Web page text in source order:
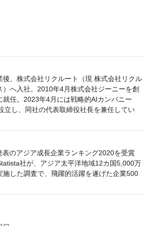
後、株式会社リクルート（現 株式会社リクル
）へ入社。2010年4月株式会社ジーニーを創
就任。2023年4月には戦略的AIカンパニー
立し、同社の代表取締役社長を兼任してい
のアジア成長企業ランキング2020を受賞
社が、アジア太平洋地域12カ国5,000万
施した調査で、飛躍的活躍を遂げた企業500